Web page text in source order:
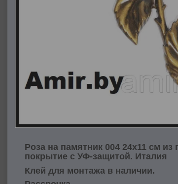
Роза на памятник 004 24х11 см
покрытие с УФ-защитой. Италия
Клей для монтажа в наличии.